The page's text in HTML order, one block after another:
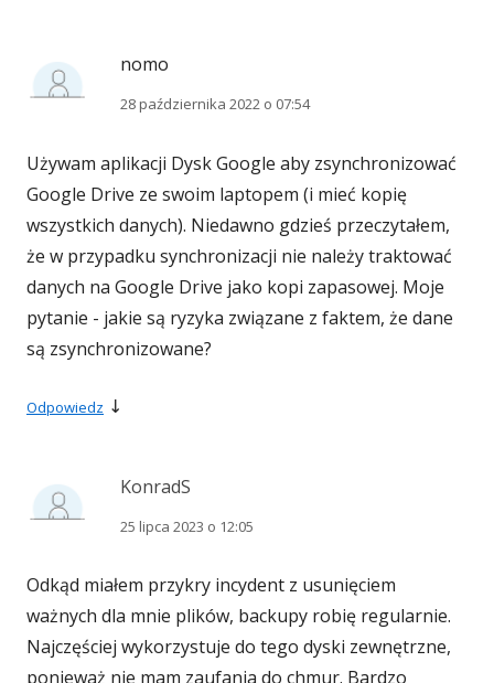
nomo
28 października 2022 o 07:54
Używam aplikacji Dysk Google aby zsynchronizować
Google Drive ze swoim laptopem (i mieć kopię
wszystkich danych). Niedawno gdzieś przeczytałem,
że w przypadku synchronizacji nie należy traktować
danych na Google Drive jako kopi zapasowej. Moje
pytanie - jakie są ryzyka związane z faktem, że dane
są zsynchronizowane?
Odpowiedz ↓
KonradS
25 lipca 2023 o 12:05
Odkąd miałem przykry incydent z usunięciem
ważnych dla mnie plików, backupy robię regularnie.
Najczęściej wykorzystuje do tego dyski zewnętrzne,
ponieważ nie mam zaufania do chmur. Bardzo